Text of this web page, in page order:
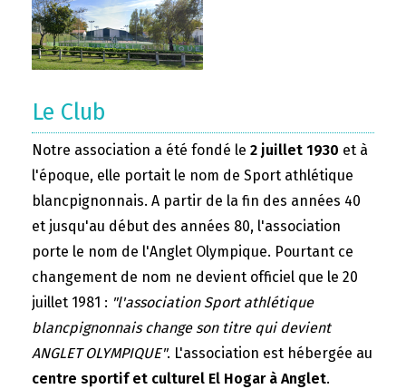
Le Club
Notre association a été fondé le 2 juillet 1930 et à
l'époque, elle portait le nom de Sport athlétique
blancpignonnais. A partir de la fin des années 40
et jusqu'au début des années 80, l'association
porte le nom de l'Anglet Olympique. Pourtant ce
changement de nom ne devient officiel que le 20
juillet 1981 : "l'association Sport athlétique
blancpignonnais change son titre qui devient
ANGLET OLYMPIQUE". L'association est hébergée au
centre sportif et culturel El Hogar à Anglet.